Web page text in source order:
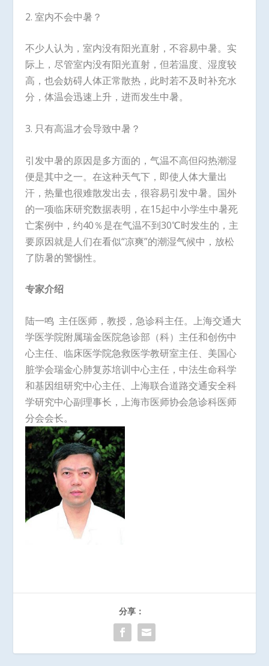
2. 室内不会中暑？
不少人认为，室内没有阳光直射，不容易中暑。实
际上，尽管室内没有阳光直射，但若温度、湿度较
高，也会妨碍人体正常散热，此时若不及时补充水
分，体温会迅速上升，进而发生中暑。
3. 只有高温才会导致中暑？
引发中暑的原因是多方面的，气温不高但闷热潮湿
便是其中之一。在这种天气下，即使人体大量出
汗，热量也很难散发出去，很容易引发中暑。国外
的一项临床研究数据表明，在15起中小学生中暑死
亡案例中，约40％是在气温不到30℃时发生的，主
要原因就是人们在看似“凉爽”的潮湿气候中，放松
了防暑的警惕性。
专家介绍
陆一鸣 主任医师，教授，急诊科主任。上海交通大
学医学院附属瑞金医院急诊部（科）主任和创伤中
心主任、临床医学院急救医学教研室主任、美国心
脏学会瑞金心肺复苏培训中心主任，中法生命科学
和基因组研究中心主任、上海联合道路交通安全科
学研究中心副理事长，上海市医师协会急诊科医师
分会会长。
分享：